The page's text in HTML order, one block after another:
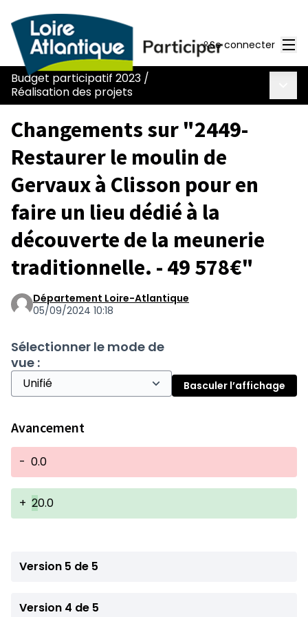
Se connecter
Budget participatif 2023 /
Réalisation des projets
Changements sur "2449-
Restaurer le moulin de
Gervaux à Clisson pour en
faire un lieu dédié à la
découverte de la meunerie
traditionnelle. - 49 578€"
Département Loire-Atlantique
05/09/2024 10:18
Sélectionner le mode de
vue :
Basculer l’affichage
Avancement
- 0.0
+ 20.0
Version 5 de 5
Version 4 de 5